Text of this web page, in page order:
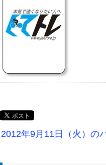
2012年9月11日（火）の